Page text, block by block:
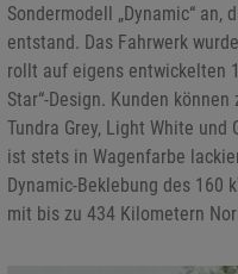
Sondermodell „Dynamic“
entstand. Das Fahrwerk
rollt auf eigens entwickelten
Star“-Design. Kunden
Tundra Grey, Light White und
ist stets in Wagenfarbe
Dynamic-Beklebung des 160
mit bis zu 434 Kilometern